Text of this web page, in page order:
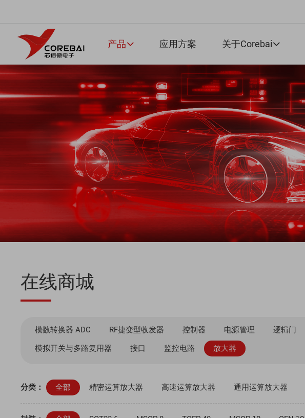
产品  应用方案 关于Corebai 
在线商城
模数转换器 ADC RF捷变型收发器 控制器 电源管理 逻辑门
模拟开关与多路复用器
接口 监控电路 放大器
分类： 全部 精密运算放大器 高速运算放大器 通用运算放大器